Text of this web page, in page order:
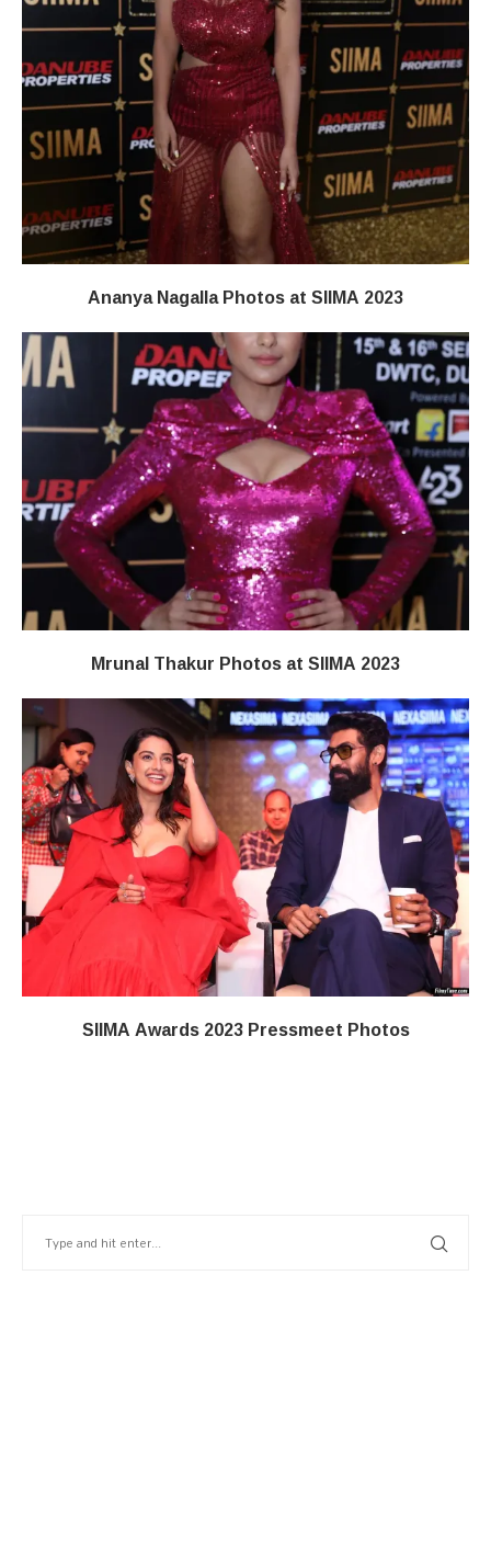
Ananya Nagalla Photos at SIIMA 2023
Mrunal Thakur Photos at SIIMA 2023
SIIMA Awards 2023 Pressmeet Photos